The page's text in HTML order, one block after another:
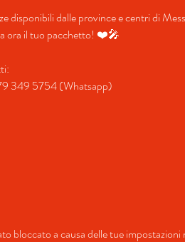
disponibili dalle province e centri di
ora il tuo pacchetto! ❤️🎤
349 5754 (Whatsapp)
bloccato a causa delle tue